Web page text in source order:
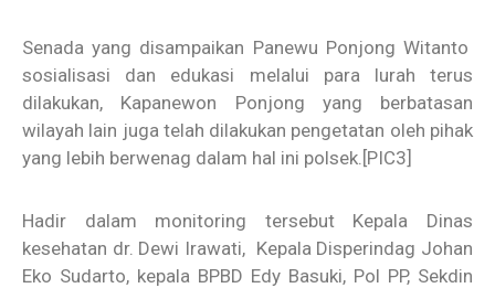
Senada yang disampaikan Panewu Ponjong Witanto
sosialisasi dan edukasi melalui para lurah terus
dilakukan, Kapanewon Ponjong yang berbatasan
wilayah lain juga telah dilakukan pengetatan oleh pihak
yang lebih berwenag dalam hal ini polsek. [PIC3]
Hadir dalam monitoring tersebut Kepala Dinas
kesehatan dr. Dewi Irawati, Kepala Disperindag Johan
Eko Sudarto, kepala BPBD Edy Basuki, Pol PP, Sekdin